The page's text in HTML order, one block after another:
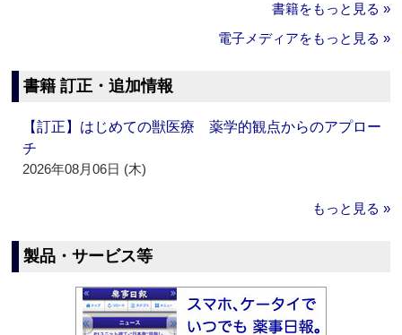
書籍をもっと見る »
電子メディアをもっと見る »
書籍 訂正・追加情報
【訂正】はじめての獣医療 薬学的観点からのアプロー
チ
2026年08月06日 (木)
もっと見る »
製品・サービス等